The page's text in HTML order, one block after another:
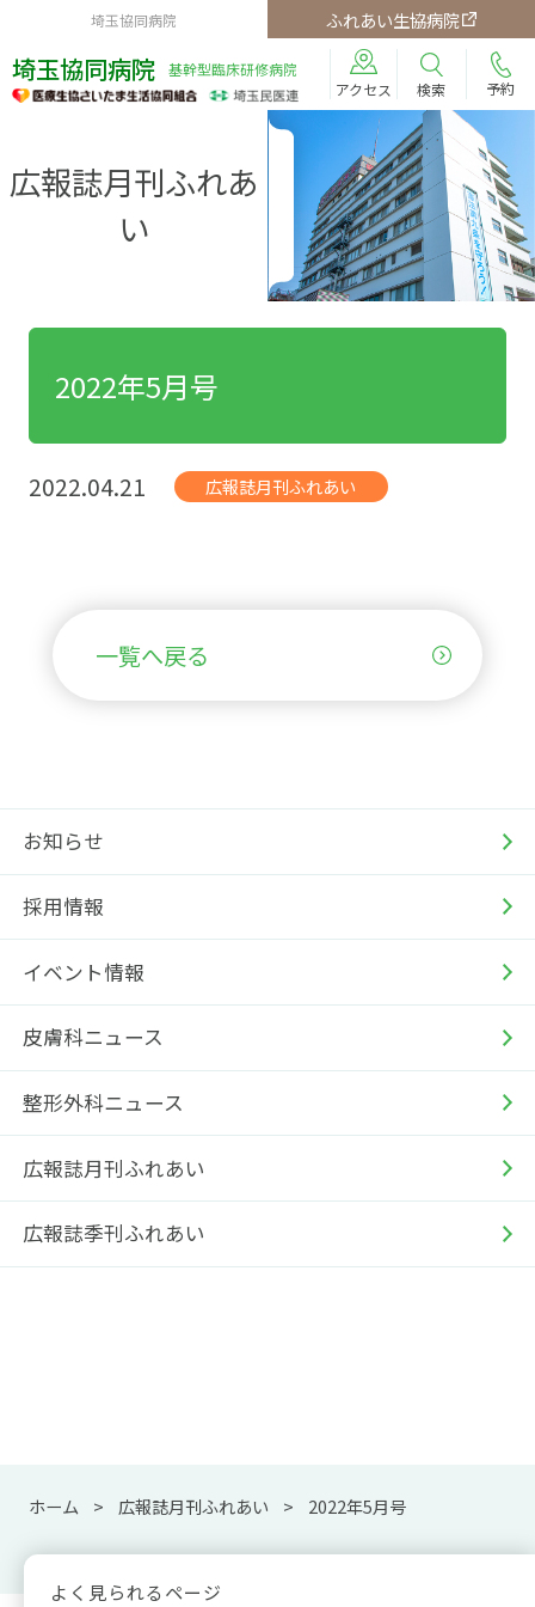
埼玉協同病院 ふれあい生協病院
埼玉協同病院
基幹型臨床研修病院
アクセス
検索 予約
広報誌月刊ふれあ
い
お知らせ
採用情報
イベント情報
皮膚科ニュース
整形外科ニュース
広報誌月刊ふれあい
広報誌季刊ふれあい
2022年5月号
2022.04.21 広報誌月刊ふれあい
一覧へ戻る
ホーム 広報誌月刊ふれあい 2022年5月号
よく見られるページ